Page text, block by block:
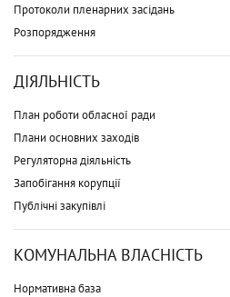
Протоколи пленарних засідань
Розпорядження
ДІЯЛЬНІСТЬ
План роботи обласної ради
Плани основних заходів
Регуляторна діяльність
Запобігання корупції
Публічні закупівлі
КОМУНАЛЬНА ВЛАСНІСТЬ
Нормативна база